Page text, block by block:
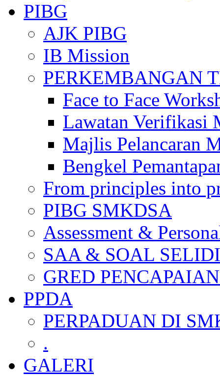
PIBG
AJK PIBG
IB Mission
PERKEMBANGAN
Face to Face
Lawatan Verifikasi
Majlis Pelancaran
Bengkel
From principles into
PIBG SMKDSA
Assessment &
SAA & SOAL
GRED
PPDA
PERPADUAN DI
.
GALERI